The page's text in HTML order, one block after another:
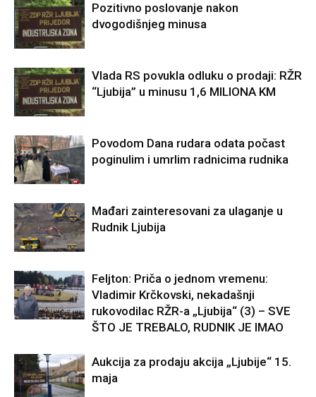
Pozitivno poslovanje nakon
dvogodišnjeg minusa
Vlada RS povukla odluku o prodaji: RŽR
“Ljubija” u minusu 1,6 MILIONA KM
Povodom Dana rudara odata počast
poginulim i umrlim radnicima rudnika
Mađari zainteresovani za ulaganje u
Rudnik Ljubija
Felјton: Priča o jednom vremenu:
Vladimir Krčkovski, nekadašnji
rukovodilac RŽR-a „Ljubija“ (3) – SVE
ŠTO JE TREBALO, RUDNIK JE IMAO
Aukcija za prodaju akcija „Ljubije“ 15.
maja